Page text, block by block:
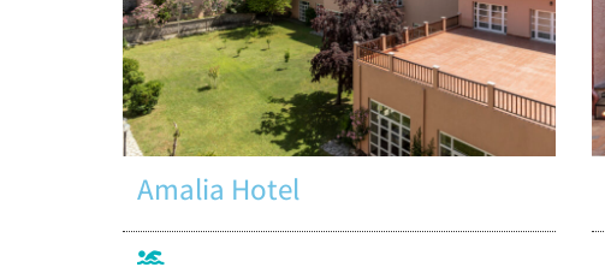
Amalia Hotel